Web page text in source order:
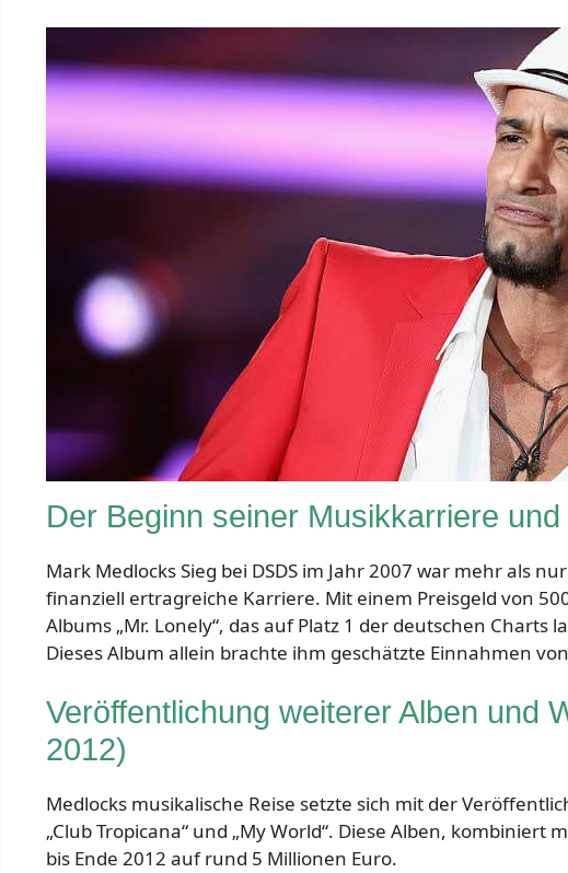
Der Beginn seiner Musikkarriere
Mark Medlocks Sieg bei DSDS im Jahr 2007 war mehr als
finanziell ertragreiche Karriere. Mit einem Preisgeld von
Albums „Mr. Lonely“, das auf Platz 1 der deutschen
Dieses Album allein brachte ihm geschätzte Einnahmen
Veröffentlichung weiterer Alben und
2012)
Medlocks musikalische Reise setzte sich mit der
„Club Tropicana“ und „My World“. Diese Alben,
bis Ende 2012 auf rund 5 Millionen Euro.